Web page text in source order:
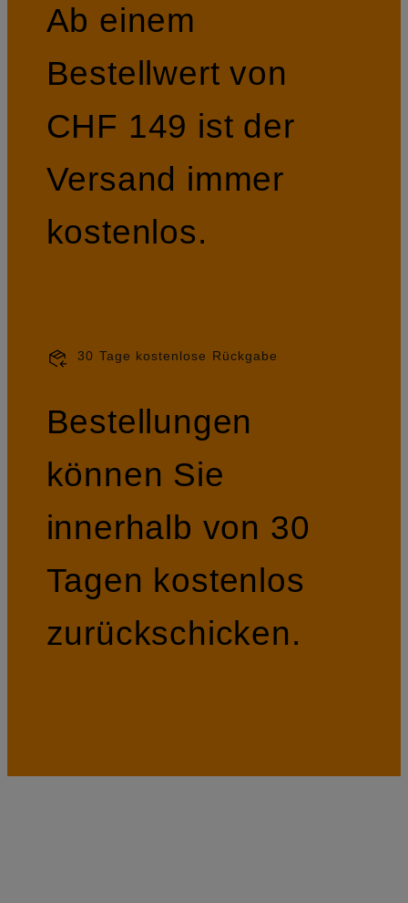
Ab einem
Bestellwert von
CHF 149 ist der
Versand immer
kostenlos.
30 Tage kostenlose Rückgabe
Bestellungen
können Sie
innerhalb von 30
Tagen kostenlos
zurückschicken.